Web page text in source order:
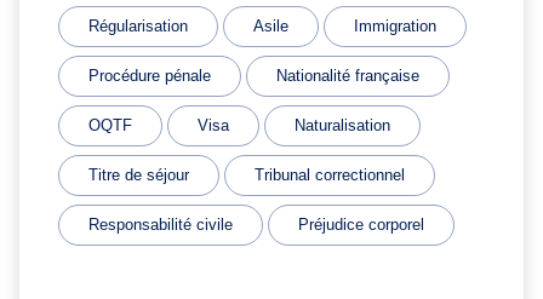
Régularisation Asile Immigration
Procédure pénale Nationalité française
OQTF Visa Naturalisation
Titre de séjour Tribunal correctionnel
Responsabilité civile Préjudice corporel